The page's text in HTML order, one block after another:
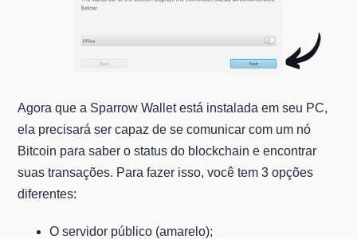
Agora que a Sparrow Wallet está instalada em seu PC,
ela precisará ser capaz de se comunicar com um nó
Bitcoin para saber o status do blockchain e encontrar
suas transações. Para fazer isso, você tem 3 opções
diferentes:
O servidor público (amarelo);